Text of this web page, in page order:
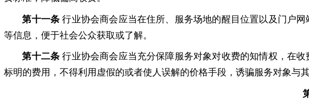
第十一条 行业协会商会应当在住所、服务场地的醒目位置以及门户
等信息，便于社会公众获取或了解。
第十二条 行业协会商会应当充分保障服务对象对收费的知情权，在
标明的费用，不得利用虚假的或者使人误解的价格手段，诱骗服务对象与其